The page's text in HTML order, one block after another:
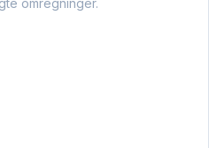
omregninger.